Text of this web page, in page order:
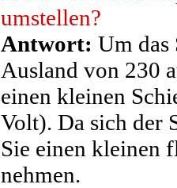
umstellen?
Antwort: Um das
Ausland von 230
einen kleinen
Volt). Da sich der
Sie einen kleinen
nehmen.